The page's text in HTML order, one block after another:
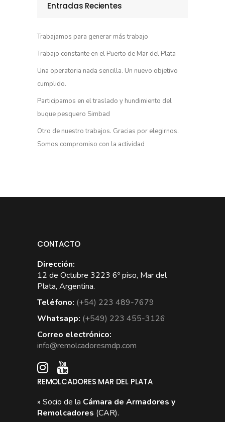
Entradas Recientes
Trabajamos para generar más trabajo
Trabajo constante en el Puerto de Mar del Plata
Una operatoria nada sencilla. Un nuevo objetivo
cumplido.
Participamos en el traslado y hundimiento del
buque pesquero Simbad
Otro de nuestro trabajos. Gracias por elegirnos.
Somos compromiso con la actividad
CONTACTO
Dirección:
12 de Octubre 3223 6º piso, Mar del
Plata, Argentina.
Teléfono: (+54) 223 489-7679
Whatsapp: (+549) 223 455-3126
Correo electrónico:
info@remolcadoresmdp.com
REMOLCADORES MAR DEL PLATA
» Socio de la Cámara de Armadores y
Remolcadores (CAR).